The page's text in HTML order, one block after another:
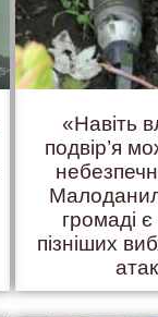
«Навіть
подвір’я
громаді
пізніших
атак